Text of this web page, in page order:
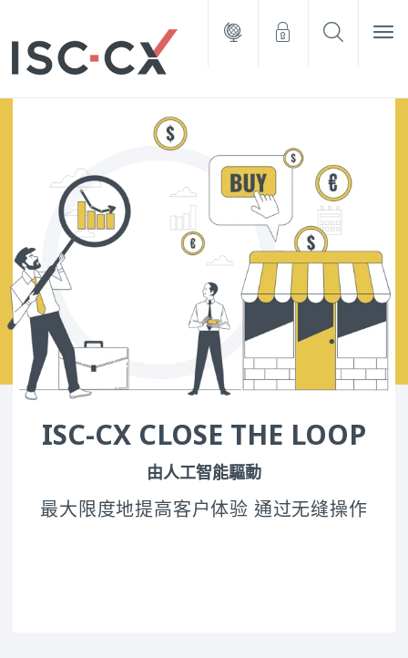
ISC-CX CLOSE THE LOOP
由人工智能驅動
最大限度地提高客户体验 通过无缝操作